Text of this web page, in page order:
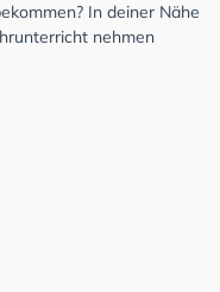
In deiner Nähe
nehmen